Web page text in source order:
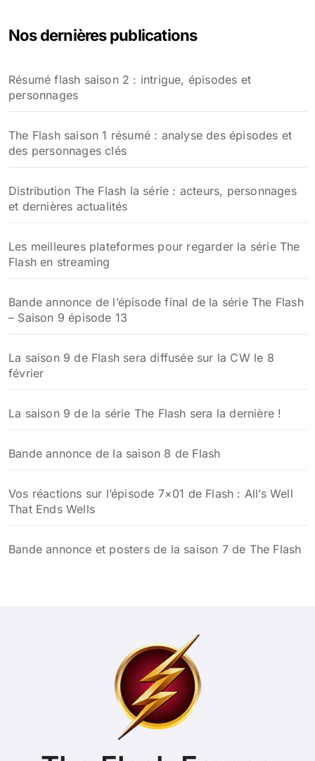
r
e
r
Nos dernières publications
Résumé flash saison 2 : intrigue, épisodes et
personnages
The Flash saison 1 résumé : analyse des épisodes et
des personnages clés
Distribution The Flash la série : acteurs, personnages
et dernières actualités
Les meilleures plateformes pour regarder la série The
Flash en streaming
Bande annonce de l’épisode final de la série The Flash
– Saison 9 épisode 13
La saison 9 de Flash sera diffusée sur la CW le 8
février
La saison 9 de la série The Flash sera la dernière !
Bande annonce de la saison 8 de Flash
Vos réactions sur l’épisode 7×01 de Flash : All’s Well
That Ends Wells
Bande annonce et posters de la saison 7 de The Flash